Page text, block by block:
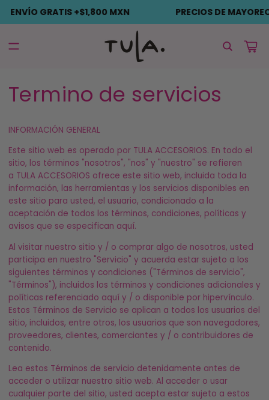
directamente
GRATIS +$1,800 MXN PRECIOS DE MAYOREO
Carrito
Termino de servicios
INFORMACIÓN GENERAL
Este sitio web es operado por TULA ACCESORIOS. En todo el
sitio, los términos "nosotros", "nos" y "nuestro" se refieren
a TULA ACCESORIOS ofrece este sitio web, incluida toda la
información, las herramientas y los servicios disponibles en
este sitio para usted, el usuario, condicionado a la
aceptación de todos los términos, condiciones, políticas y
avisos que se especifican aquí.
Al visitar nuestro sitio y / o comprar algo de nosotros, usted
participa en nuestro "Servicio" y acuerda estar sujeto a los
siguientes términos y condiciones ("Términos de servicio",
"Términos"), incluidos los términos y condiciones adicionales y
políticas referenciado aquí y / o disponible por hipervínculo.
Estos Términos de Servicio se aplican a todos los usuarios del
sitio, incluidos, entre otros, los usuarios que son navegadores,
proveedores, clientes, comerciantes y / o contribuidores de
contenido.
Lea estos Términos de servicio detenidamente antes de
acceder o utilizar nuestro sitio web. Al acceder o usar
cualquier parte del sitio, usted acepta estar sujeto a estos